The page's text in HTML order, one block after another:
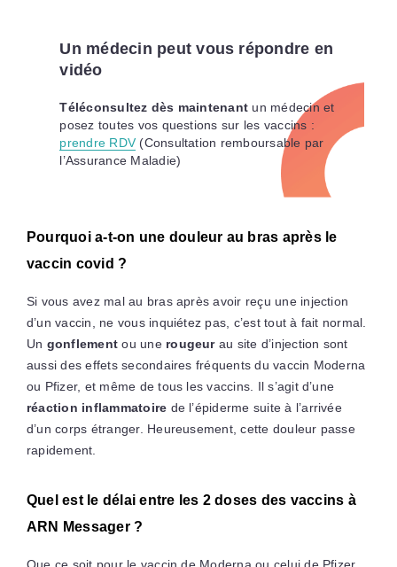
Un médecin peut vous répondre en
vidéo
Téléconsultez dès maintenant un médecin et
posez toutes vos questions sur les vaccins :
prendre RDV (Consultation remboursable par
l’Assurance Maladie)
Pourquoi a-t-on une douleur au bras après le
vaccin covid ?
Si vous avez mal au bras après avoir reçu une injection
d’un vaccin, ne vous inquiétez pas, c’est tout à fait normal.
Un gonflement ou unerougeurau site d’injection sont
aussi des effets secondaires fréquents du vaccin Moderna
ou Pfizer, et même de tous les vaccins. Il s’agit d’une
réaction inflammatoire de l’épiderme suite à l’arrivée
d’un corps étranger. Heureusement, cette douleur passe
rapidement.
Quel est le délai entre les 2 doses des vaccins à
ARN Messager ?
Que ce soit pour le vaccin de Moderna ou celui de Pfizer,